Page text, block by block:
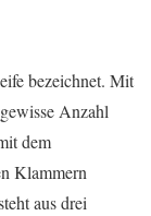
bezeichnet. Mit
Anzahl
dem
Klammern
aus drei